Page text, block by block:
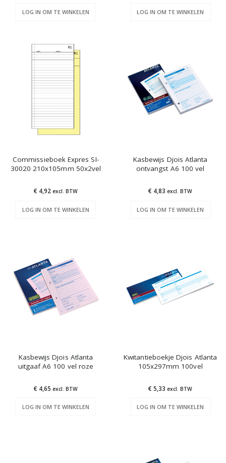
LOG IN OM TE WINKELEN LOG IN OM TE WINKELEN
Commissieboek Expres SI-
30020 210x105mm 50x2vel
€ 4,92 excl. BTW
LOG IN OM TE WINKELEN
Kasbewijs Djois Atlanta
ontvangst A6 100 vel
€ 4,83excl. BTW
LOG IN OM TE WINKELEN
Kasbewijs Djois Atlanta
uitgaaf A6 100 vel roze
€ 4,65 excl. BTW
LOG IN OM TE WINKELEN
Kwitantieboekje Djois Atlanta
105x297mm 100vel
€ 5,33excl. BTW
LOG IN OM TE WINKELEN